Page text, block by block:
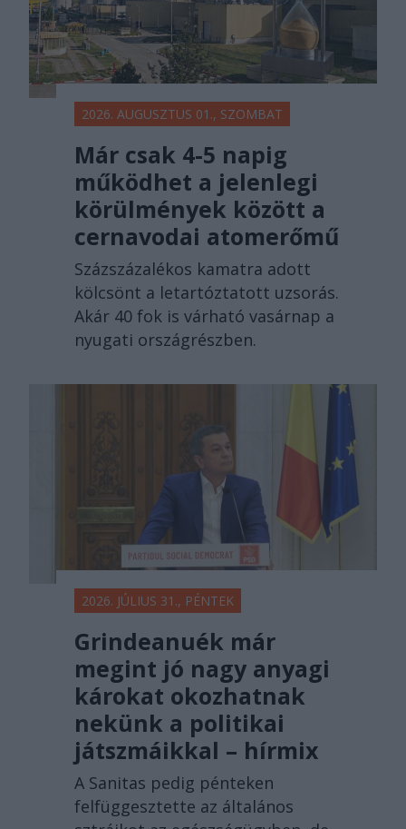
2026. AUGUSZTUS 01., SZOMBAT
Már csak 4-5 napig
működhet a jelenlegi
körülmények között a
cernavodai atomerőmű
Százszázalékos kamatra adott
kölcsönt a letartóztatott uzsorás.
Akár 40 fok is várható vasárnap a
nyugati országrészben.
2026. JÚLIUS 31., PÉNTEK
Grindeanuék már
megint jó nagy anyagi
károkat okozhatnak
nekünk a politikai
játszmáikkal – hírmix
A Sanitas pedig pénteken
felfüggesztette az általános